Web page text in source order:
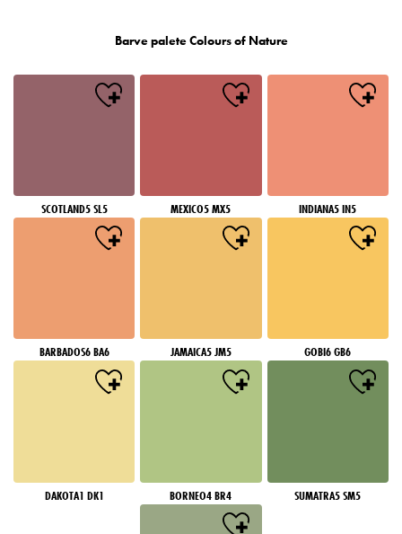
Barve palete Colours of Nature
SCOTLAND5 SL5 MEXICO5 MX5 INDIANA5 IN5
BARBADOS6 BA6 JAMAICA5 JM5 GOBI6 GB6
DAKOTA1 DK1 BORNEO4 BR4 SUMATRA5 SM5